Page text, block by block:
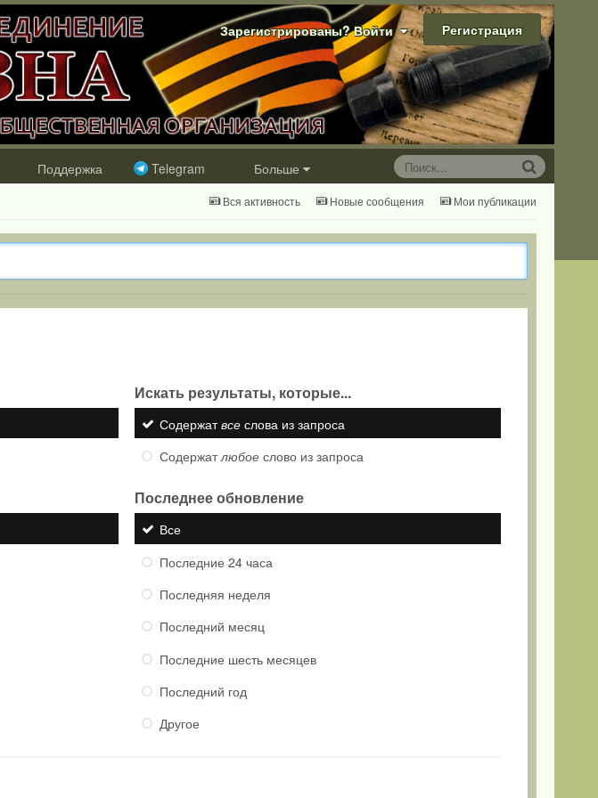
Зарегистрированы? Войти Регистрация
Поддержка Telegram Больше
Вся активность Новые сообщения Мои публикации
Искать результаты, которые...
Содержатвсе слова из запроса
Содержатлюбое слово из запроса
Последнее обновление
Все
Последние 24 часа
Последняя неделя
Последний месяц
Последние шесть месяцев
Последний год
Другое